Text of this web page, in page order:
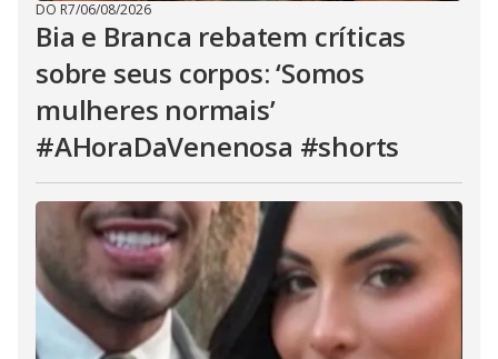
DO R7/06/08/2026
Bia e Branca rebatem críticas
sobre seus corpos: ‘Somos
mulheres normais’
#AHoraDaVenenosa #shorts